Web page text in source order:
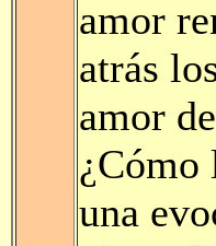
amor
atrás
amor
¿Cómo
una